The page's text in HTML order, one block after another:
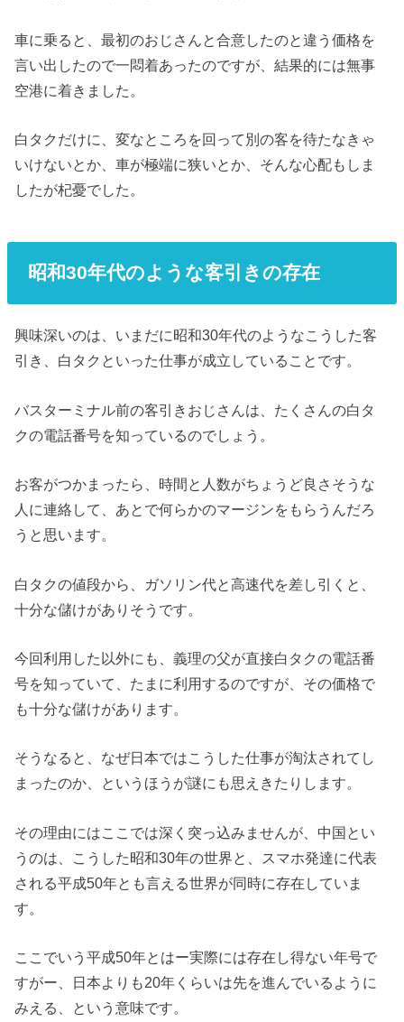
車に乗ると、最初のおじさんと合意したのと違う価格を
言い出したので一悶着あったのですが、結果的には無事
空港に着きました。
白タクだけに、変なところを回って別の客を待たなきゃ
いけないとか、車が極端に狭いとか、そんな心配もしま
したが杞憂でした。
昭和30年代のような客引きの存在
興味深いのは、いまだに昭和30年代のようなこうした客
引き、白タクといった仕事が成立していることです。
バスターミナル前の客引きおじさんは、たくさんの白タ
クの電話番号を知っているのでしょう。
お客がつかまったら、時間と人数がちょうど良さそうな
人に連絡して、あとで何らかのマージンをもらうんだろ
うと思います。
白タクの値段から、ガソリン代と高速代を差し引くと、
十分な儲けがありそうです。
今回利用した以外にも、義理の父が直接白タクの電話番
号を知っていて、たまに利用するのですが、その価格で
も十分な儲けがあります。
そうなると、なぜ日本ではこうした仕事が淘汰されてし
まったのか、というほうが謎にも思えきたりします。
その理由にはここでは深く突っ込みませんが、中国とい
うのは、こうした昭和30年の世界と、スマホ発達に代表
される平成50年とも言える世界が同時に存在していま
す。
ここでいう平成50年とはー実際には存在し得ない年号で
すがー、日本よりも20年くらいは先を進んでいるように
みえる、という意味です。